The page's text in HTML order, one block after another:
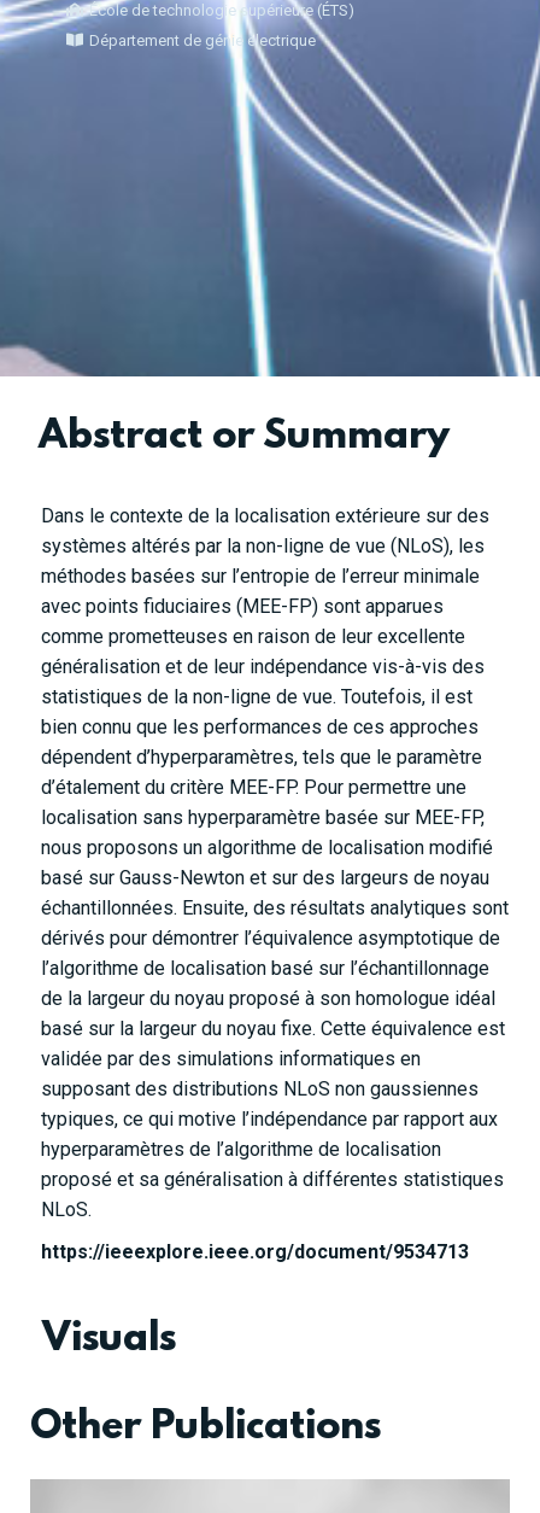
École de technologie supérieure (ÉTS)
Département de génie électrique
Abstract or Summary
Dans le contexte de la localisation extérieure sur des
systèmes altérés par la non-ligne de vue (NLoS), les
méthodes basées sur l’entropie de l’erreur minimale
avec points fiduciaires (MEE-FP) sont apparues
comme prometteuses en raison de leur excellente
généralisation et de leur indépendance vis-à-vis des
statistiques de la non-ligne de vue. Toutefois, il est
bien connu que les performances de ces approches
dépendent d’hyperparamètres, tels que le paramètre
d’étalement du critère MEE-FP. Pour permettre une
localisation sans hyperparamètre basée sur MEE-FP,
nous proposons un algorithme de localisation modifié
basé sur Gauss-Newton et sur des largeurs de noyau
échantillonnées. Ensuite, des résultats analytiques sont
dérivés pour démontrer l’équivalence asymptotique de
l’algorithme de localisation basé sur l’échantillonnage
de la largeur du noyau proposé à son homologue idéal
basé sur la largeur du noyau fixe. Cette équivalence est
validée par des simulations informatiques en
supposant des distributions NLoS non gaussiennes
typiques, ce qui motive l’indépendance par rapport aux
hyperparamètres de l’algorithme de localisation
proposé et sa généralisation à différentes statistiques
NLoS.
https://ieeexplore.ieee.org/document/9534713
Visuals
Other Publications